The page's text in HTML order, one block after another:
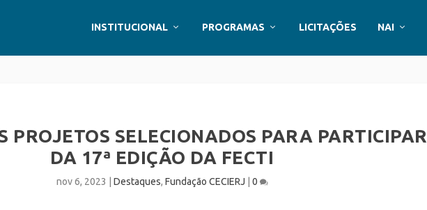
INSTITUCIONAL PROGRAMAS LICITAÇÕES NAI
PROJETOS SELECIONADOS PARA PARTICIPAR
DA 17ª EDIÇÃO DA FECTI
nov 6, 2023 Destaques, Fundação CECIERJ 0